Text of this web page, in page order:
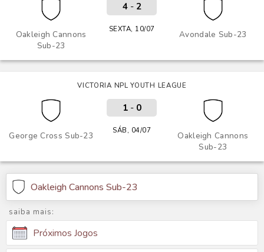
Oakleigh Cannons
Sub-23
Avondale Sub-23
4- 2
SEXTA, 10/07
VICTORIA NPL YOUTH LEAGUE
George Cross Sub-23
Oakleigh Cannons
Sub-23
1- 0
SÁB, 04/07
Oakleigh Cannons Sub-23
saiba mais:
Próximos Jogos